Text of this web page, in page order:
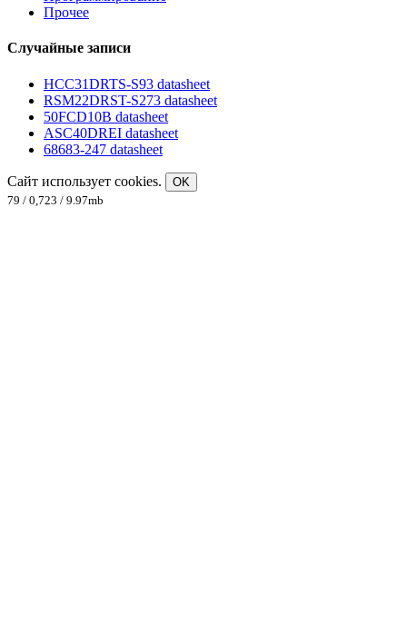
Прочее
Случайные записи
HCC31DRTS-S93 datasheet
RSM22DRST-S273 datasheet
50FCD10B datasheet
ASC40DREI datasheet
68683-247 datasheet
Сайт использует cookies.
OK
79 / 0,723 / 9.97mb